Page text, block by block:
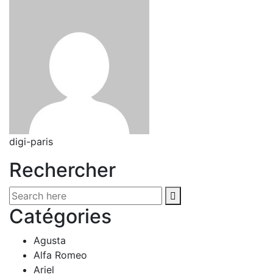
digi-paris
Rechercher
Catégories
Agusta
Alfa Romeo
Ariel